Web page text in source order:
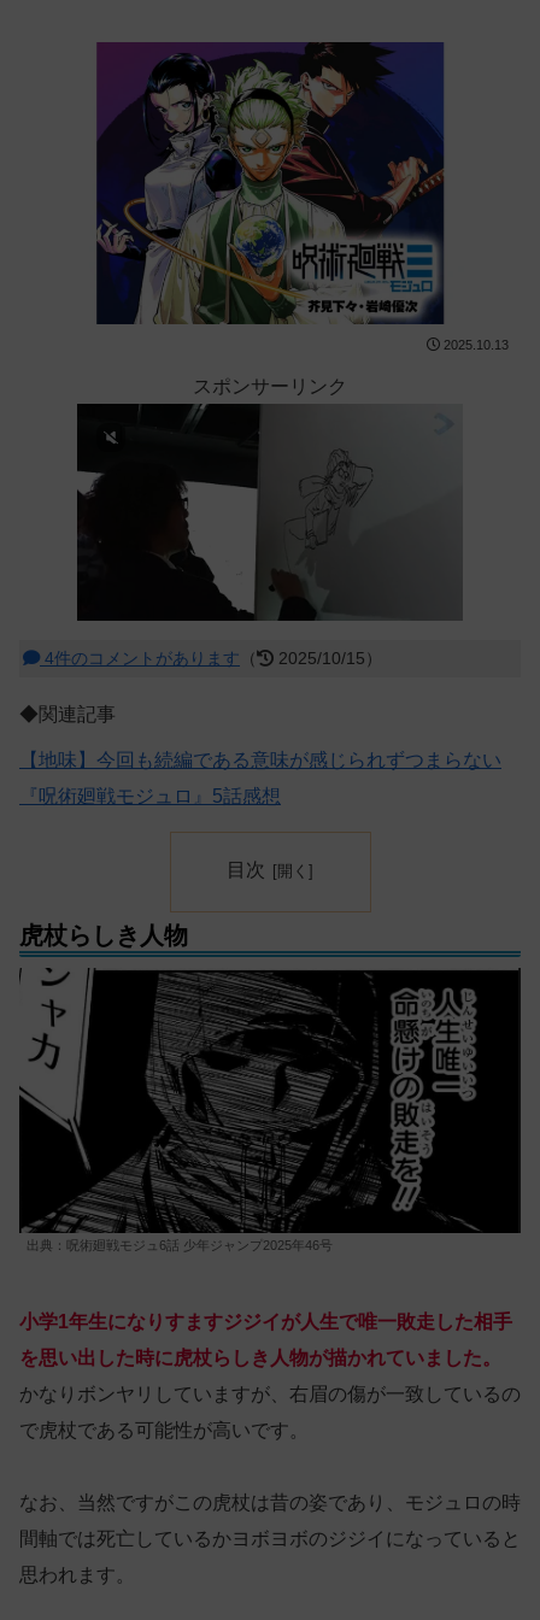
2025.10.13
スポンサーリンク
4件のコメントがあります （ 2025/10/15）
◆関連記事
【地味】今回も続編である意味が感じられずつまらない
『呪術廻戦モジュロ』5話感想
目次
虎杖らしき人物
出典：呪術廻戦モジュ6話 少年ジャンプ2025年46号
小学1年生になりすますジジイが人生で唯一敗走した相手
を思い出した時に虎杖らしき人物が描かれていました。
かなりボンヤリしていますが、右眉の傷が一致しているの
で虎杖である可能性が高いです。
なお、当然ですがこの虎杖は昔の姿であり、モジュロの時
間軸では死亡しているかヨボヨボのジジイになっていると
思われます。